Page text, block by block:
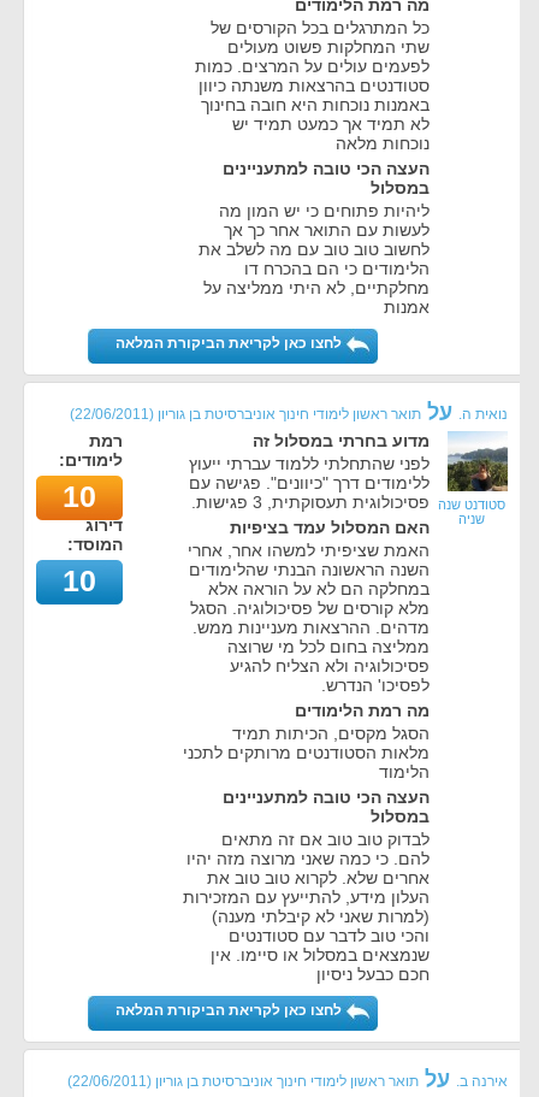
מה רמת הלימודים
כל המתרגלים בכל הקורסים של
שתי המחלקות פשוט מעולים
לפעמים עולים על המרצים. כמות
סטודנטים בהרצאות משנתה כיוון
באמנות נוכחות היא חובה בחינוך
לא תמיד אך כמעט תמיד יש
נוכחות מלאה
העצה הכי טובה למתעניינים
במסלול
ליהיות פתוחים כי יש המון מה
לעשות עם התואר אחר כך אך
לחשוב טוב טוב עם מה לשלב את
הלימודים כי הם בהכרח דו
מחלקתיים, לא היתי ממליצה על
אמנות
לחצו כאן לקריאת הביקורת המלאה
נואית ה. על תואר ראשון לימודי חינוך אוניברסיטת בן גוריון (
22/06/2011
)
סטודנט שנה
שניה
מדוע בחרתי במסלול זה
לפני שהתחלתי ללמוד עברתי ייעוץ
ללימודים דרך "כיוונים". פגישה עם
פסיכולוגית תעסוקתית, 3 פגישות.
האם המסלול עמד בציפיות
האמת שציפיתי למשהו אחר, אחרי
השנה הראשונה הבנתי שהלימודים
במחלקה הם לא על הוראה אלא
מלא קורסים של פסיכולוגיה. הסגל
מדהים. ההרצאות מעניינות ממש.
ממליצה בחום לכל מי שרוצה
פסיכולוגיה ולא הצליח להגיע
לפסיכו' הנדרש.
מה רמת הלימודים
הסגל מקסים, הכיתות תמיד
מלאות הסטודנטים מרותקים לתכני
הלימוד
העצה הכי טובה למתעניינים
במסלול
לבדוק טוב טוב אם זה מתאים
להם. כי כמה שאני מרוצה מזה יהיו
אחרים שלא. לקרוא טוב טוב את
העלון מידע, להתייעץ עם המזכירות
(למרות שאני לא קיבלתי מענה)
והכי טוב לדבר עם סטודנטים
שנמצאים במסלול או סיימו. אין
חכם כבעל ניסיון
רמת
לימודים:
10
דירוג
המוסד:
10
לחצו כאן לקריאת הביקורת המלאה
אירנה ב. על תואר ראשון לימודי חינוך אוניברסיטת בן גוריון (
22/06/2011
)